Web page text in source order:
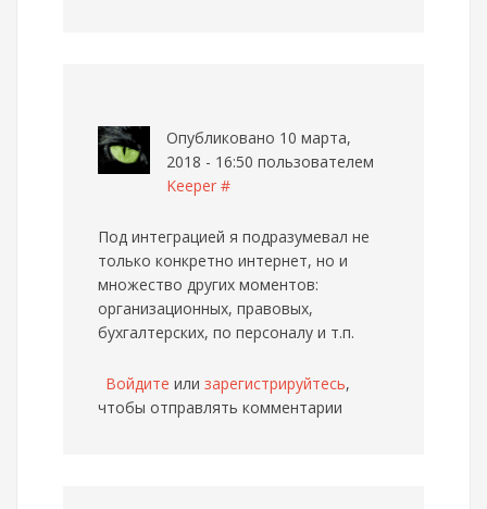
Опубликовано 10 марта,
2018 - 16:50 пользователем
Keeper #
Под интеграцией я подразумевал не
только конкретно интернет, но и
множество других моментов:
организационных, правовых,
бухгалтерских, по персоналу и т.п.
Войдите или зарегистрируйтесь,
чтобы отправлять комментарии